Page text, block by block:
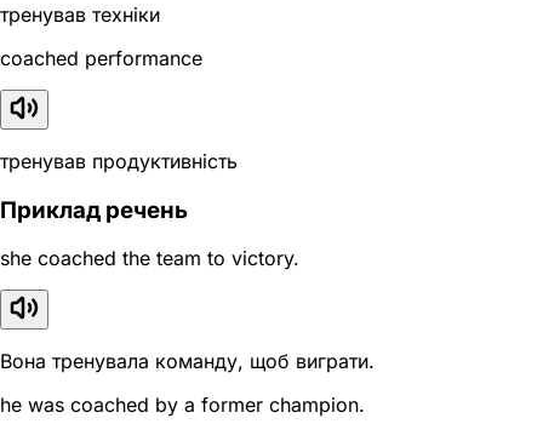
тренував техніки
coached performance
тренував продуктивність
Приклад речень
she coached the team to victory.
Вона тренувала команду, щоб виграти.
he was coached by a former champion.